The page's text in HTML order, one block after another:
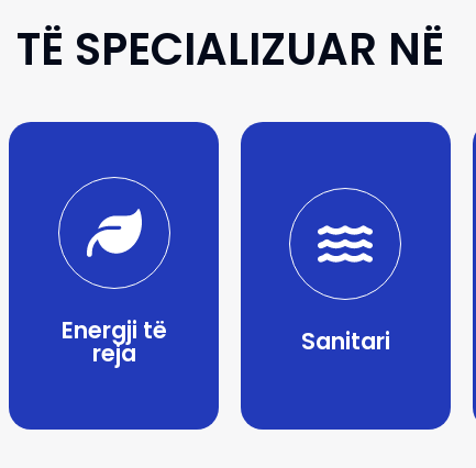
TË SPECIALIZUAR NË
Energji të
reja Sanitari